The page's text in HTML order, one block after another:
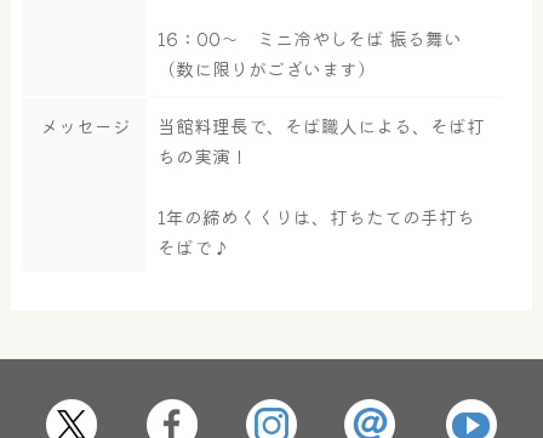
大浴場
屋内レジャープール グルメ
16：00～ ミニ冷やしそば 振る舞い
（数に限りがございます）
メッセージ
当館料理長で、そば職人による、そば打
ちの実演！
1年の締めくくりは、打ちたての手打ち
そばで♪